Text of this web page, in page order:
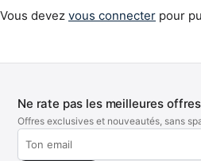
Vous devez vous connecter pour
Ne rate pas les meilleures offres
Offres exclusives et nouveautés, sans